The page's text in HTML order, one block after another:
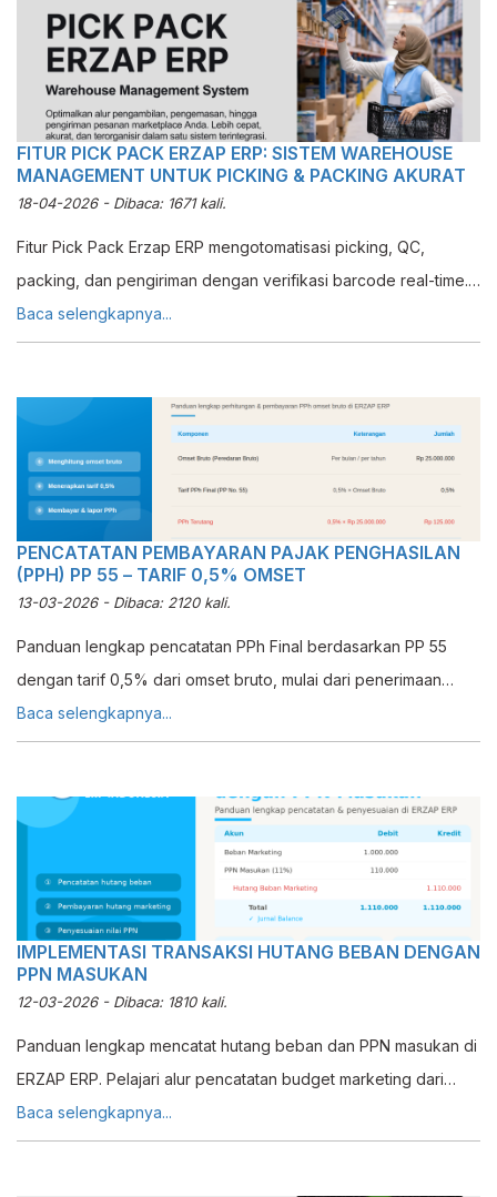
FITUR PICK PACK ERZAP ERP: SISTEM WAREHOUSE
MANAGEMENT UNTUK PICKING & PACKING AKURAT
18-04-2026 - Dibaca: 1671 kali.
Fitur Pick Pack Erzap ERP mengotomatisasi picking, QC,
packing, dan pengiriman dengan verifikasi barcode real-time.
Kurangi error dan tingkatkan akurasi pesanan hingga 95%.
Baca selengkapnya...
PENCATATAN PEMBAYARAN PAJAK PENGHASILAN
(PPH) PP 55 – TARIF 0,5% OMSET
13-03-2026 - Dibaca: 2120 kali.
Panduan lengkap pencatatan PPh Final berdasarkan PP 55
dengan tarif 0,5% dari omset bruto, mulai dari penerimaan
piutang, pengakuan beban pajak, hingga pembayaran.
Baca selengkapnya...
IMPLEMENTASI TRANSAKSI HUTANG BEBAN DENGAN
PPN MASUKAN
12-03-2026 - Dibaca: 1810 kali.
Panduan lengkap mencatat hutang beban dan PPN masukan di
ERZAP ERP. Pelajari alur pencatatan budget marketing dari
awal hingga penyesuaian pajak masukan.
Baca selengkapnya...